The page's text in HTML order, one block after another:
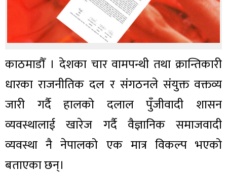
काठमाडौँ । देशका चार वामपन्थी तथा क्रान्तिकारी
धारका राजनीतिक दल र संगठनले संयुक्त वक्तव्य
जारी गर्दै हालको दलाल पुँजीवादी शासन
व्यवस्थालाई खारेज गर्दै वैज्ञानिक समाजवादी
व्यवस्था नै नेपालको एक मात्र विकल्प भएको
बताएका छन्।